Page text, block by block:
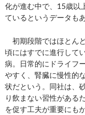
化が進む中で、15歳以
ているというデータも
初期段階ではほとん
頃にはすでに進行して
病。日常的にドライフ
やすく、腎臓に慢性的
状だという。同社は、
り飲まない習性がある
を促す工夫が重要にも